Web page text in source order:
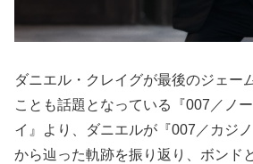
ダニエル・クレイグが最後のジェー
ことも話題となっている『007／ノ
イ』より、ダニエルが『007／カジ
から辿った軌跡を振り返り、ボンド